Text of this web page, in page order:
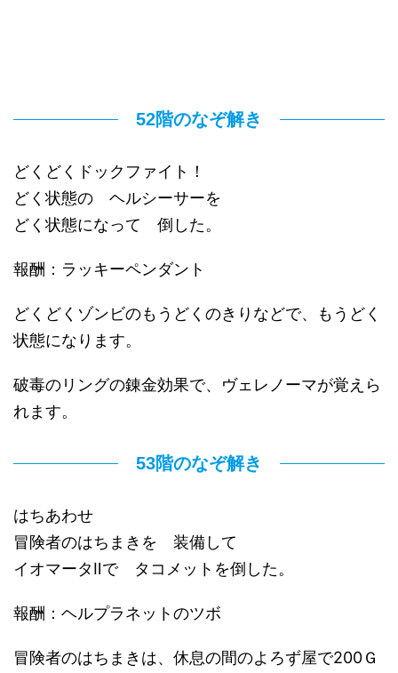
52階のなぞ解き
どくどくドックファイト！
どく状態の ヘルシーサーを
どく状態になって 倒した。
報酬：ラッキーペンダント
どくどくゾンビのもうどくのきりなどで、もうどく
状態になります。
破毒のリングの錬金効果で、ヴェレノーマが覚えら
れます。
53階のなぞ解き
はちあわせ
冒険者のはちまきを 装備して
イオマータⅡで タコメットを倒した。
報酬：ヘルプラネットのツボ
冒険者のはちまきは、休息の間のよろず屋で200Ｇ